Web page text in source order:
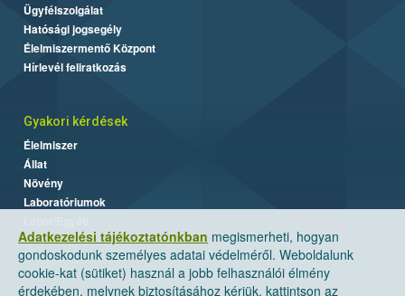
Adatkezelési tájékoztatónkban megismerheti, hogyan
gondoskodunk személyes adatai védelméről. Weboldalunk
cookie-kat (sütiket) használ a jobb felhasználói élmény
érdekében, melynek biztosításához kérjük, kattintson az
Ügyfélszolgálat
Hatósági jogsegély
Élelmiszermentő Központ
Hírlevél feliratkozás
Gyakori kérdések
Élelmiszer
Állat
Növény
Laboratóriumok